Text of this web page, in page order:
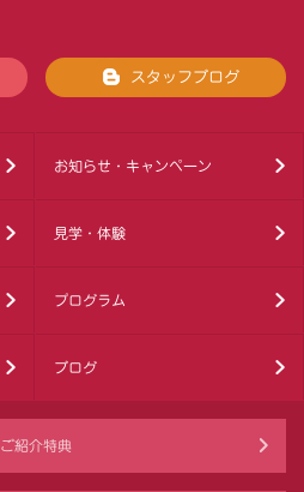
スタッフブログ
お知らせ・キャンペーン
見学・体験
プログラム
ブログ
ご紹介特典